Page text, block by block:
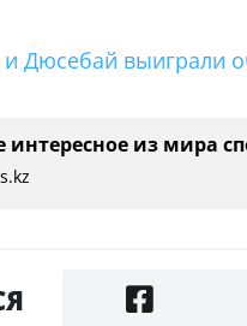
Дюсебай выиграли
интересное из мира